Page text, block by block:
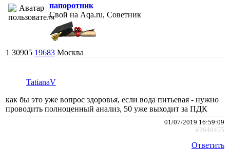
папоротник
Свой на Aqa.ru, Советник
1 30905 19683 Москва
TatianaV
как бы это уже вопрос здоровья, если вода питьевая - нужно
проводить полноценный анализ, 50 уже выходит за ПДК
01/07/2019 16:59:09
#2648455
Ответить